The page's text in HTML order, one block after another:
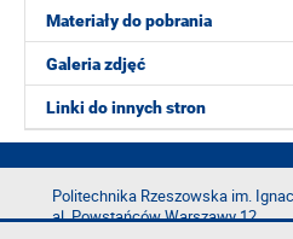
Materiały do pobrania
Galeria zdjęć
Linki do innych stron
Politechnika Rzeszowska im.
al. Powstańców Warszawy 12